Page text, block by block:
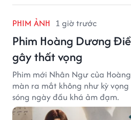
PHIM ẢNH 1 giờ trước
Phim Hoàng Dương
gây thất vọng
Phim mới Nhân Ngư của
màn ra mắt không như kỳ
sóng ngày đầu khá ảm đạm.